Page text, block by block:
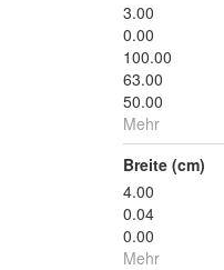
3.00
0.00
100.00
63.00
50.00
Mehr
Breite (cm)
4.00
0.04
0.00
Mehr